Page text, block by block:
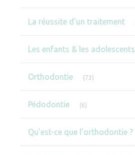
La réussite d'un traitement
Les enfants & les adolescents
Orthodontie (73)
Pédodontie (6)
Qu'est-ce que l'orthodontie ?